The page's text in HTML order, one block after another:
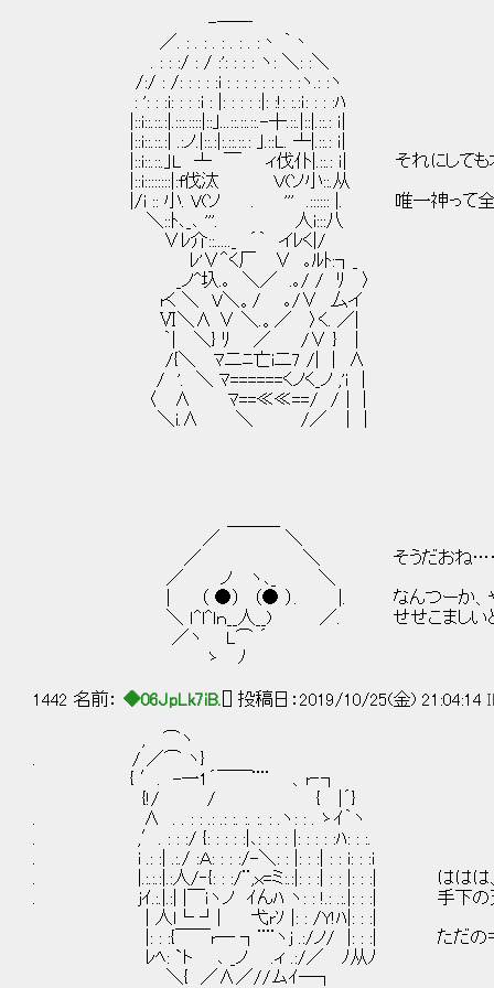
-──
／. : . : . : . : . :丶 ｀丶
. : : :/ : / :': : : : ヽ: ＼: :＼
/:/ : /: : : : :i : : : : : : : : :ヽ.: :ヽ
: ': : :i: : : :i : |: : : : :|: :!: :.:ｉ: : : :ﾊ
|::i::.::.:|.:::.::::|::｣...::.::.::.-┼.::.|::|.::.: ｉ|
|::i::.::.:| .:ノ.|::.:|:.::.::.: ｣.::L. ┴|.::.: ｉ|
|::i::.::.｣L ┴ ￣ ィ伐仆|.::.: ｉ| それにしても本当に
|::i::::::::|:f伐汰 Ｖ(ソ小::.从
|/i :: 小. V(ソ . ''' .:::::: |. 唯一神って全知全能
＼::ﾄ､_､ '''. 人i:::八
∨ﾚ介::....._ ´｀ イﾚく|/
ﾚ'∨＾く厂 ∨ ｡ﾙﾄ:┐_
_ノ^圦.｡ ＼／ .｡/ / ﾘ 〉
rく ＼ V＼。/ ｡/∨ 厶イ
Ⅵ＼∧ ∨ ＼.。／ 〉く. ／|
｀| ＼} ﾘ ／ /∨ } |
/{＼ ﾏ二ﾆ亡i二7 /| | ∧
/ '. ＼ ﾏ======くノく_ノ ,'ｉ |
〈 ∧ ﾏ==≪≪==/ /│ |
＼i.∧ ＼ /／ ││
／ ＼
／ ＼ そうだおね
／ ノ ヽ､_ ＼
| （ ●） （● ）. |. なんつーか、やる事が
＼ ｌ^l^lｎ__人__) ／. せせこましいと
／ヽ L⌒ ´
ゝ ﾉ
1442 名前： ◆06JpLk7iB. [] 投稿日：2019/10/25(金) 21:04:14
, ⌒ヽ
. / ／⌒ ヽ}
{ ′. -一1´￣￣¨¨ 、r‐┐
{!/ / { |´}
. ∧ . . : : .: .: :. :. :. : .ヽ: : . ゝｲ｀ヽ
. ,′. : : :/ {: : : : :|､: : : : |: : : : :ﾊ: : :.
. i .: :| .:./ :Ａ: : : :/-＼: : |: : :| : : i: : :i
. |.:.:.:|.:人/‐{: : :/¨,ｘ=ミ:.:|: : :| : : |: : :| ははは、あ
. jｲ.:.|.:| |￣ｉヽノ ｲんﾊ ヽ: : !.: .:.|: : :| 手下の天使
| 人l└ ┘| 弋rｿ |: : /Y!ﾊ|: : :|
|: : :{￣￣r─ ┐¨¨ヽj .:/ノ/ |: : :| ただのキャッ
ﾚﾍ: `ト ､ _ノ .ィ .:/／ ﾉ从ﾉ
＼{ ／∧／//ムｲ─┐